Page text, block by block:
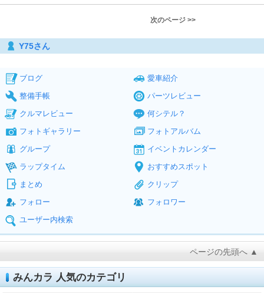
次のページ >>
Y75さん
ブログ
愛車紹介
整備手帳
パーツレビュー
クルマレビュー
何シテル？
フォトギャラリー
フォトアルバム
グループ
イベントカレンダー
ラップタイム
おすすめスポット
まとめ
クリップ
フォロー
フォロワー
ユーザー内検索
ページの先頭へ ▲
みんカラ 人気のカテゴリ